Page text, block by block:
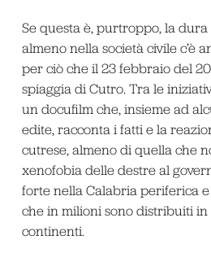
Se questa è, purtroppo, la
almeno nella società civile c’è
per ciò che il 23 febbraio del
spiaggia di Cutro. Tra le
un docufilm che, insieme ad
edite, racconta i fatti e la
cutrese, almeno di quella che
xenofobia delle destre al
forte nella Calabria periferica
che in milioni sono distribuiti
continenti.